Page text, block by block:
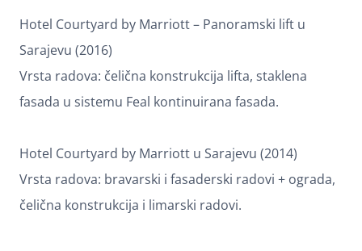
Hotel Courtyard by Marriott – Panoramski lift u
Sarajevu (2016)
Vrsta radova: čelična konstrukcija lifta, staklena
fasada u sistemu Feal kontinuirana fasada.
Hotel Courtyard by Marriott u Sarajevu (2014)
Vrsta radova: bravarski i fasaderski radovi + ograda,
čelična konstrukcija i limarski radovi.